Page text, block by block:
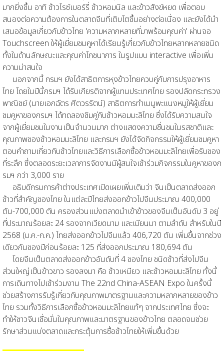
มากยิ่งขึ้น อาทิ ข้าวไรซ์เบอร์รี่ ข้าวหอมนิล และข้าวสังข์หยด เพื่อตอบ
สนองต่อความต้องการในตลาดจีนที่เติบโตขึ้นอย่างต่อเนื่อง และยังได้นำ
เสนอข้อมูลเกี่ยวกับข้าวไทย 'ความหลากหลายที่มาพร้อมคุณค่า' ผ่านจอ
Touchscreen ให้ผู้เยี่ยมชมคูหาได้เรียนรู้เกี่ยวกับข้าวไทยหลากหลายชนิด
ทั้งในด้านลักษณะและคุณค่าโภชนาการ ในรูปแบบ interactive เพื่อเพิ่ม
ความน่าสนใจ
นอกจากนี้ กรมฯ ยังได้สาธิตการหุงข้าวไทยควบคู่กับการปรุงอาหาร
ไทย โดยในปีนี้กรมฯ ได้รับเกียรติจากผู้แทนประเทศไทย รองปลัดกระทรวง
พาณิชย์ (นายเอกฉัตร ศีตวรรัตน์) สาธิตการทำเมนูพะแนงหมูให้ผู้เยี่ยม
ชมคูหาของกรมฯ ได้ทดลองชิมคู่กับข้าวหอมมะลิไทย ซึ่งได้รับความสนใจ
จากผู้เยี่ยมชมในงานเป็นจำนวนมาก ต่างแสดงความชื่นชมในรสชาติและ
คุณภาพของข้าวหอมมะลิไทย และกรมฯ ยังได้จัดกิจกรรมให้ผู้เยี่ยมชมคูหา
ตอบคำถามเกี่ยวกับข้าวไทยและวิธีการเลือกซื้อข้าวหอมมะลิไทยเพื่อรับของ
ที่ระลึก ซึ่งตลอดระยะเวลาการจัดงานมีผู้สนใจเข้าร่วมกิจกรรมในคูหาของก
รมฯ กว่า 3,000 ราย
อธิบดีกรมการค้าต่างประเทศเปิดเผยเพิ่มเติมว่า จีนเป็นตลาดส่งออก
ข้าวที่สำคัญของไทย ในแต่ละปีไทยส่งออกข้าวไปจีนประมาณ 400,000
ตัน-700,000 ตัน ครองส่วนแบ่งตลาดนำเข้าข้าวของจีนเป็นอันดับ 3 อยู่
ที่ประมาณร้อยละ 24 รองจากเวียดนาม และเมียนมา ตามลำดับ สำหรับในปี
2568 (ม.ค.-ก.ค.) ไทยส่งออกข้าวไปจีนแล้ว 406,720 ตัน เพิ่มขึ้นจากช่วง
เดียวกันของปีก่อนร้อยละ 125 ที่ส่งออกประมาณ 180,694 ตัน
โดยจีนเป็นตลาดส่งออกข้าวอันดับที่ 4 ของไทย ชนิดข้าวที่ส่งไปจีน
ส่วนใหญ่เป็นข้าวขาว รองลงมา คือ ข้าวเหนียว และข้าวหอมมะลิไทย ทั้งนี้
การเดินทางไปเข้าร่วมงาน The 22nd China-ASEAN Expo ในครั้งนี้
ช่วยสร้างการรับรู้เกี่ยวกับคุณภาพมาตรฐานและความหลากหลายของข้าว
ไทย รวมทั้งวิธีการเลือกซื้อข้าวหอมมะลิไทยแท้ๆ จากประเทศไทย ซึ่งจะ
ทำให้ชาวจีนเชื่อมั่นในคุณภาพและมาตรฐานของข้าวไทย ตลอดจนช่วย
รักษาส่วนแบ่งตลาดและกระตุ้นการซื้อข้าวไทยให้เพิ่มขึ้นด้วย